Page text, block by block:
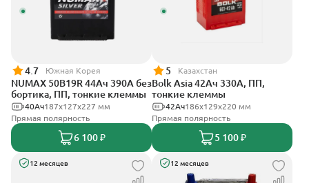
4.7 Южная Корея
NUMAX 50B19R 44Ач 390А без
бортика, ПП, тонкие клеммы
187х127х227 мм
40Ач
Прямая полярность
6 100 ₽
5 Казахстан
Bolk Asia 42Ач 330А, ПП,
тонкие клеммы
186х129х220 мм
42Ач
Прямая полярность
5 100 ₽
12 месяцев 12 месяцев